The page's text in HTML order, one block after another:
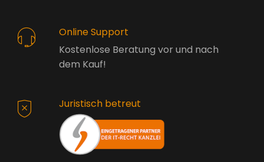
Online Support
Kostenlose Beratung vor und nach
dem Kauf!
Juristisch betreut